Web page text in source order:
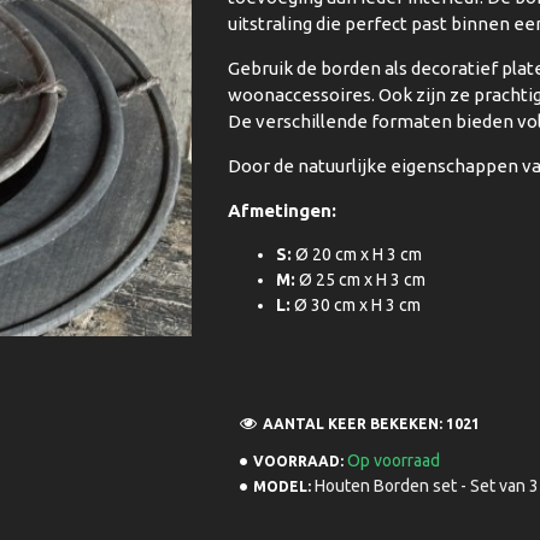
uitstraling die perfect past binnen
Gebruik de borden als decoratief
woonaccessoires. Ook zijn ze
De verschillende formaten bieden
Door de natuurlijke eigenschappen
Afmetingen:
S: Ø 20 cm x H 3 cm
M: Ø 25 cm x H 3 cm
L: Ø 30 cm x H 3 cm
VOORRAAD: Op voorraad
MODEL: Houten Borden set - Set van 3
AANTAL KEER BEKEKEN: 1021